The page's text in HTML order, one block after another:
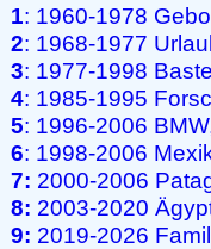
1: 1960-1978
2: 1968-1977
3: 1977-1998
4: 1985-1995
5: 1996-2006
6: 1998-2006
7: 2000-2006
8: 2003-2020
9: 2019-2026